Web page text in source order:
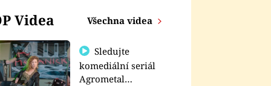
Videa Všechna videa
Sledujte
komediální seriál
Agrometal